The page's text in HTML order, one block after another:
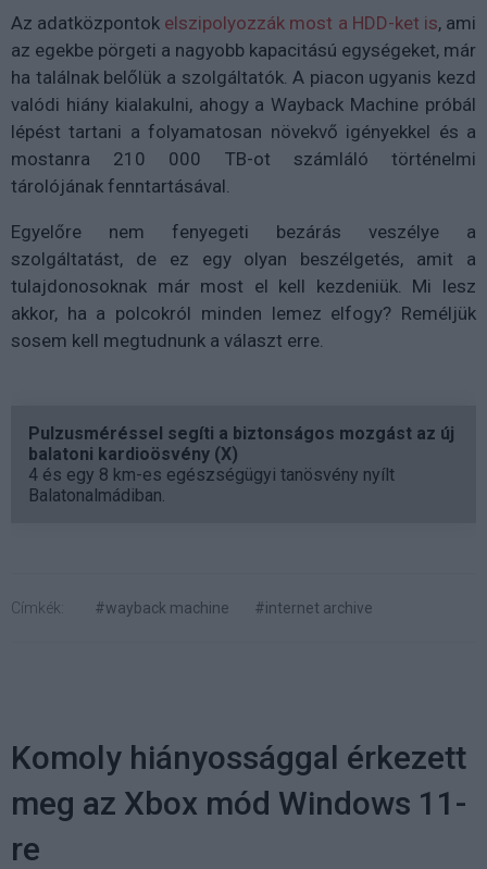
Az adatközpontok elszipolyozzák most a HDD-ket is, ami
az egekbe pörgeti a nagyobb kapacitású egységeket, már
ha találnak belőlük a szolgáltatók. A piacon ugyanis kezd
valódi hiány kialakulni, ahogy a Wayback Machine próbál
lépést tartani a folyamatosan növekvő igényekkel és a
mostanra 210 000 TB-ot számláló történelmi
tárolójának fenntartásával.
Egyelőre nem fenyegeti bezárás veszélye a
szolgáltatást, de ez egy olyan beszélgetés, amit a
tulajdonosoknak már most el kell kezdeniük. Mi lesz
akkor, ha a polcokról minden lemez elfogy? Reméljük
sosem kell megtudnunk a választ erre.
Pulzusméréssel segíti a biztonságos mozgást az új
balatoni kardioösvény (X)
4 és egy 8 km-es egészségügyi tanösvény nyílt
Balatonalmádiban.
Címkék: #wayback machine #internet archive
Komoly hiányossággal érkezett
meg az Xbox mód Windows 11-
re